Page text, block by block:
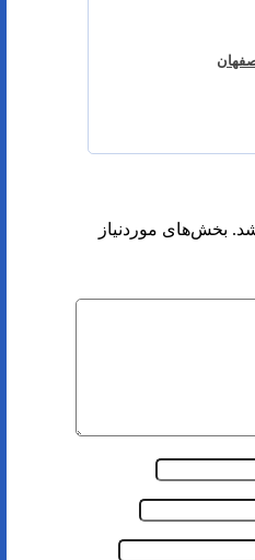
بخش‌های موردنیاز